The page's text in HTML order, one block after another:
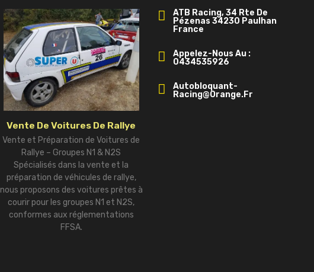
Vente De Voitures De Rallye
Vente et Préparation de Voitures de
Rallye – Groupes N1 & N2S
Spécialisés dans la vente et la
préparation de véhicules de rallye,
nous proposons des voitures prêtes à
courir pour les groupes N1 et N2S,
conformes aux réglementations
FFSA.
ATB Racing, 34 Rte De
Pézenas 34230 Paulhan
France
Appelez-Nous Au :
0434535926
Autobloquant-
Racing@orange.fr